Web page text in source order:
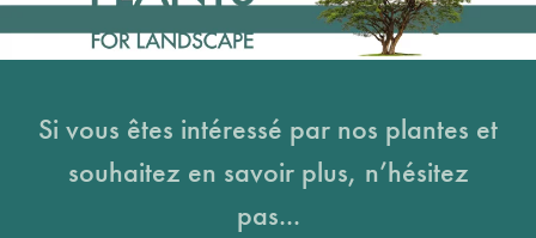
Si vous êtes intéressé par nos plantes et
souhaitez en savoir plus, n’hésitez
pas...